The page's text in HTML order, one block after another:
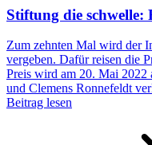
Stiftung die schwelle:
Zum zehnten Mal wird der
vergeben. Dafür reisen die
Preis wird am 20. Mai 2022
und Clemens Ronnefeldt
Beitrag lesen